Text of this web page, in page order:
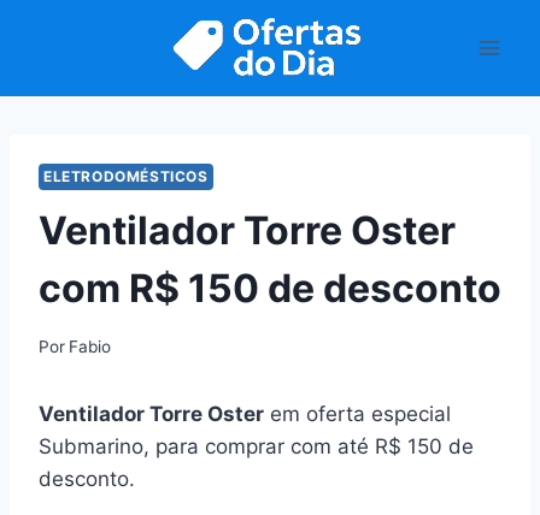
ELETRODOMÉSTICOS
Ventilador Torre Oster
com R$ 150 de desconto
Por Fabio
Ventilador Torre Oster em oferta especial
Submarino, para comprar com até R$ 150 de
desconto.